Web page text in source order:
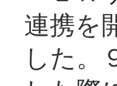
連携を
した。